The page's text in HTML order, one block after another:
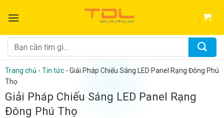
qua
dung
Tìm
kiếm:
Trang chủ - Tin tức - Giải Pháp Chiếu Sáng LED Panel Rạng Đông Phú
Thọ
Giải Pháp Chiếu Sáng LED Panel Rạng
Đông Phú Thọ